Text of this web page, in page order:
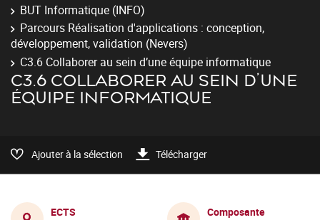
BUT Informatique (INFO)
Parcours Réalisation d'applications : conception,
développement, validation (Nevers)
C3.6 Collaborer au sein d’une équipe informatique
C3.6 COLLABORER AU SEIN D’UNE
ÉQUIPE INFORMATIQUE
Ajouter à la sélection Télécharger
ECTS
Composante